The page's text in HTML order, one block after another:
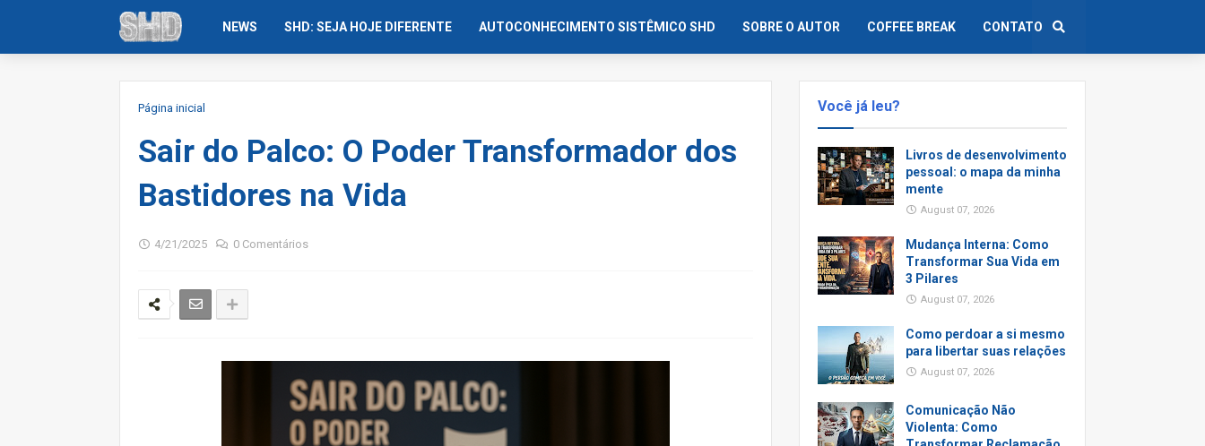
NEWS SHD: SEJA HOJE DIFERENTE AUTOCONHECIMENTO SISTÊMICO SHD SOBRE O AUTOR COFFEE BREAK CONTATO
Página inicial
Sair do Palco: O Poder Transformador dos
Bastidores na Vida
4/21/2025 0 Comentários
Você já leu?
Livros de desenvolvimento
pessoal: o mapa da minha
mente
August 07, 2026
Mudança Interna: Como
Transformar Sua Vida em
3 Pilares
August 07, 2026
Como perdoar a si mesmo
para libertar suas relações
August 07, 2026
Comunicação Não
Violenta: Como